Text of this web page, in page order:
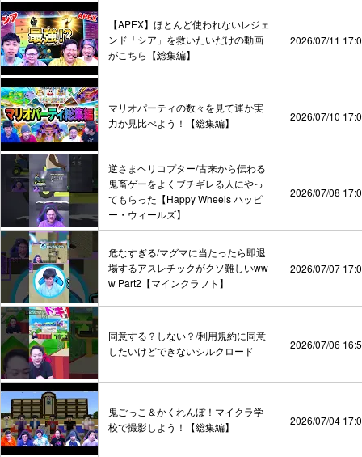
【APEX】ほとんど使われないレジェ
ンド「シア」を救いたいだけの動画
がこちら【総集編】
2026/07/11
マリオパーティの数々を見て運か実
力か見比べよう！【総集編】
2026/07/10
逆さまヘリコプター/古来から伝わる
鬼畜ゲーをよくブチギレる人にやっ
てもらった【Happy Wheels ハッピ
ー・ウィールズ】
2026/07/08
危なすぎる/マグマに当たったら即退
場するアスレチックがクソ難しいww
w Part2【マインクラフト】
2026/07/07
同意する？しない？/利用規約に同意
したいけどできないシルクロード
2026/07/06
鬼ごっこ＆かくれんぼ！マイクラ学
校で撮影しよう！【総集編】
2026/07/04